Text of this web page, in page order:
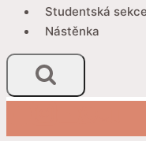
Studentská sekce
Nástěnka